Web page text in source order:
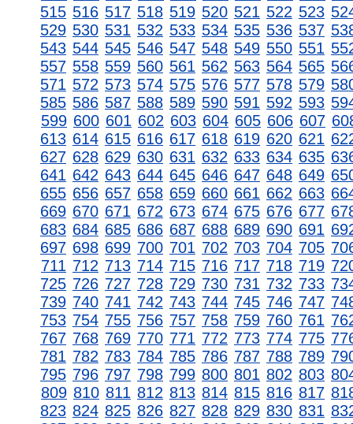
515 516 517 518 519 520 521 522 523
529 530 531 532 533 534 535 536 537
543 544 545 546 547 548 549 550 551
557 558 559 560 561 562 563 564 565
571 572 573 574 575 576 577 578 579
585 586 587 588 589 590 591 592 593
599 600 601 602 603 604 605 606 607
613 614 615 616 617 618 619 620 621
627 628 629 630 631 632 633 634 635
641 642 643 644 645 646 647 648 649
655 656 657 658 659 660 661 662 663
669 670 671 672 673 674 675 676 677
683 684 685 686 687 688 689 690 691
697 698 699 700 701 702 703 704 705
711 712 713 714 715 716 717 718 719
725 726 727 728 729 730 731 732 733
739 740 741 742 743 744 745 746 747
753 754 755 756 757 758 759 760 761
767 768 769 770 771 772 773 774 775
781 782 783 784 785 786 787 788 789
795 796 797 798 799 800 801 802 803
809 810 811 812 813 814 815 816 817
823 824 825 826 827 828 829 830 831